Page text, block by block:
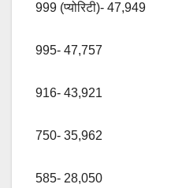
999 (प्योरिटी)- 47,949
995- 47,757
916- 43,921
750- 35,962
585- 28,050